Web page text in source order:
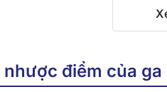
nhược điểm của